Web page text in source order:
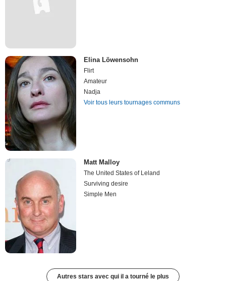
Elina Löwensohn
Flirt
Amateur
Nadja
Voir tous leurs tournages communs
Matt Malloy
The United States of Leland
Surviving desire
Simple Men
Autres stars avec qui il a tourné le plus